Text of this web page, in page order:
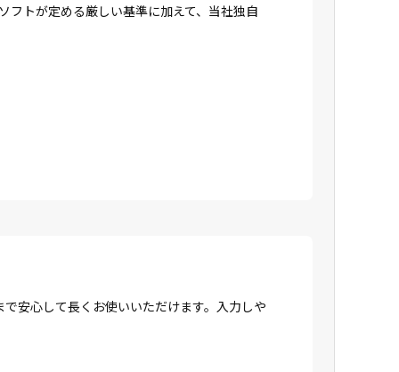
フトが定める厳しい基準に加えて、当社独自
安心して長くお使いいただけます。入力しや